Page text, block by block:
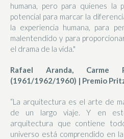
humana, pero para quienes la
potencial para marcar la
la experiencia humana, para
malentendido y para
el drama de la vida."
Rafael Aranda, Carme
(1961/1962/1960) | Premio
“La arquitectura es el arte de
de un largo viaje. Y en
arquitectura que contiene
universo está comprendido en